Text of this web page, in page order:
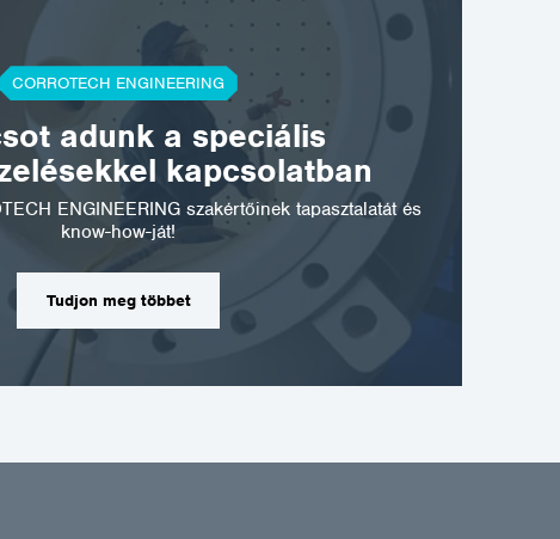
CORROTECH ENGINEERING
adunk a speciális
kapcsolatban
ENGINEERING szakértőinek tapasztalatát és
know-how-ját!
Tudjon meg többet